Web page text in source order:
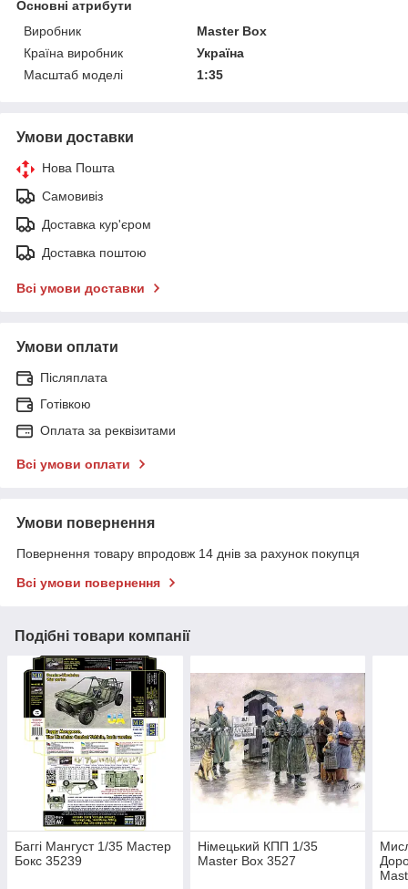
Основні атрибути
Виробник
Master Box
Країна виробник
Україна
Масштаб моделі
1:35
Умови доставки
Нова Пошта
Самовивіз
Доставка кур'єром
Доставка поштою
Всі умови доставки
Умови оплати
Післяплата
Готівкою
Оплата за реквізитами
Всі умови оплати
Умови повернення
Повернення товару впродовж 14 днів за рахунок покупця
Всі умови повернення
Подібні товари компанії
Баггі Мангуст 1/35 Мастер
Бокс 35239
Німецький КПП 1/35
Master Box 3527